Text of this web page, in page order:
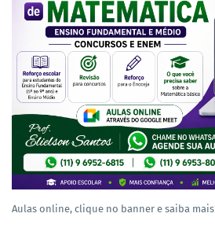
Aulas online, clique no banner e saiba mais